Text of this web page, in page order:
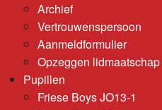
Archief
Vertrouwenspersoon
Aanmeldformulier
Opzeggen lidmaatschap
Pupillen
Friese Boys JO13-1